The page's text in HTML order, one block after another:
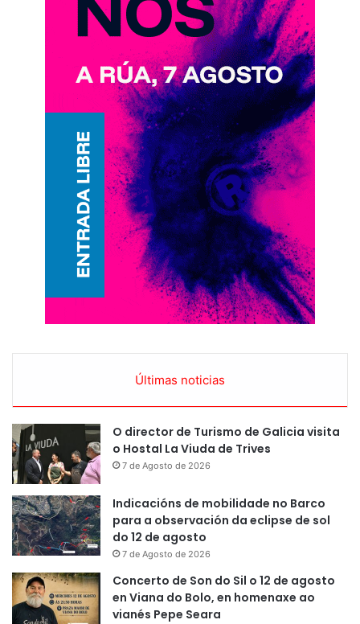
Últimas noticias
O director de Turismo de Galicia visita
o Hostal La Viuda de Trives
7 de Agosto de 2026
Indicacións de mobilidade no Barco
para a observación da eclipse de sol
do 12 de agosto
7 de Agosto de 2026
Concerto de Son do Sil o 12 de agosto
en Viana do Bolo, en homenaxe ao
vianés Pepe Seara